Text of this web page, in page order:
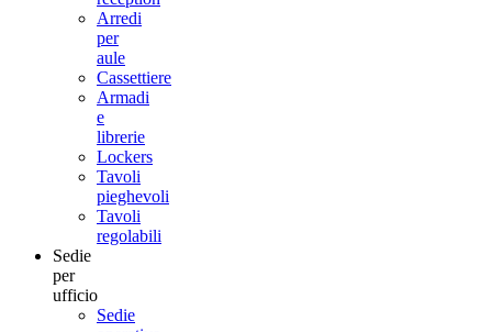
Arredi
per
aule
Cassettiere
Armadi
e
librerie
Lockers
Tavoli
pieghevoli
Tavoli
regolabili
Sedie
per
ufficio
Sedie